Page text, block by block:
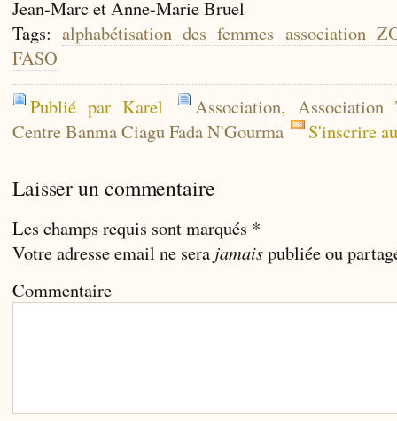
Jean-Marc et Anne-Marie Bruel
Tags:alphabétisation des femmes association
FASO
Publié par Karel
Association, Association
Centre Banma Ciagu Fada N'Gourma
S'inscrire
Laisser un commentaire
Les champs requis sont marqués *
Votre adresse email ne sera jamaispubliée ou
Commentaire